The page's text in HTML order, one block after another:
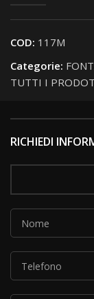
COD: 117M
Categorie:
TUTTI I
RICHIEDI